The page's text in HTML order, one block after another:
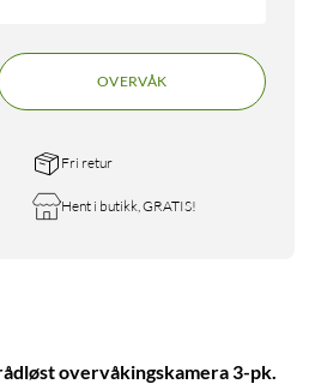
OVERVÅK
Fri retur
Hent i butikk, GRATIS!
overvåkingskamera 3-pk.